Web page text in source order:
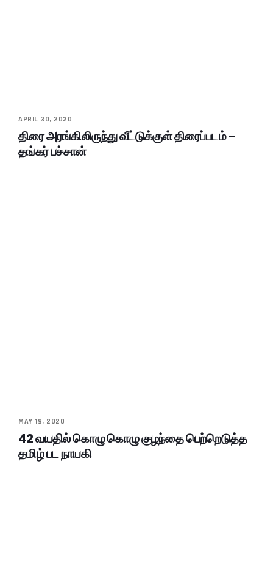
APRIL 30, 2020
திரை அரங்கிலிருந்து வீட்டுக்குள் திரைப்படம் –
தங்கர் பச்சான்
MAY 19, 2020
42 வயதில் கொழு கொழு குழந்தை பெற்றெடுத்த
தமிழ் பட நாயகி